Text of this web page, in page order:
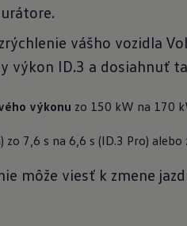
vášho vozidla
výkon ID.3 a dosiahnuť
výkonu zo 150 kW na 170
7,6 s na 6,6 s (ID.3 Pro) alebo
môže viesť k zmene